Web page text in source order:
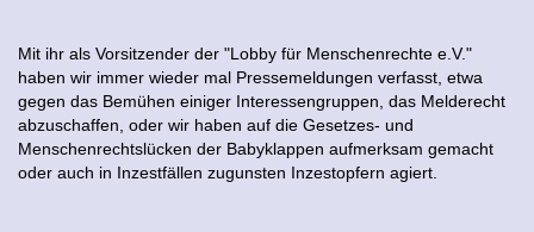
Mit ihr als Vorsitzender der "Lobby für Menschenrechte e.V."
haben wir immer wieder mal Pressemeldungen verfasst, etwa
gegen das Bemühen einiger Interessengruppen, das Melderecht
abzuschaffen, oder wir haben auf die Gesetzes- und
Menschenrechtslücken der Babyklappen aufmerksam gemacht
oder auch in Inzestfällen zugunsten Inzestopfern agiert.